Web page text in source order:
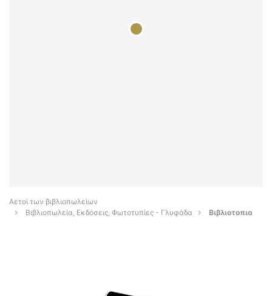
Αετοί των βιβλιοπωλείων
Βιβλιοπωλεία, Εκδόσεις, Φωτοτυπίες - Γλυφάδα
Βιβλιοτοπια